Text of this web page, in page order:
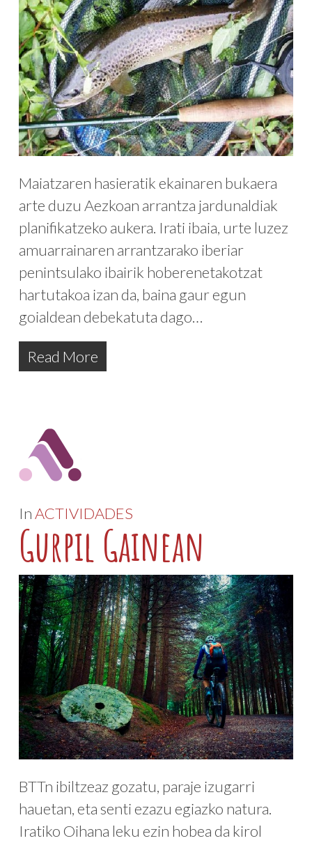
Maiatzaren hasieratik ekainaren bukaera
arte duzu Aezkoan arrantza jardunaldiak
planifikatzeko aukera. Irati ibaia, urte luzez
amuarrainaren arrantzarako iberiar
penintsulako ibairik hoberenetakotzat
hartutakoa izan da, baina gaur egun
goialdean debekatuta dago…
Read More
InACTIVIDADES
Gurpil Gainean
BTTn ibiltzeaz gozatu, paraje izugarri
hauetan, eta senti ezazu egiazko natura.
Iratiko Oihana leku ezin hobea da kirol